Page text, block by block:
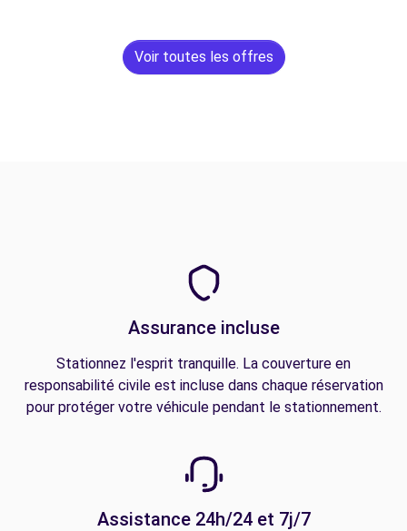
Voir toutes les offres
Assurance incluse
Stationnez l'esprit tranquille. La couverture en
responsabilité civile est incluse dans chaque réservation
pour protéger votre véhicule pendant le stationnement.
Assistance 24h/24 et 7j/7